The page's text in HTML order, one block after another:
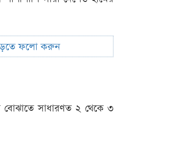
ফলো করুন
বোঝাতে সাধারণত ২ থেকে ৩